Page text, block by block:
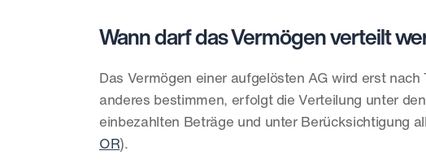
Wann darf das Vermögen verteilt
Das Vermögen einer aufgelösten AG wird erst
anderes bestimmen, erfolgt die Verteilung unter
einbezahlten Beträge und unter Berücksichtigung
OR).